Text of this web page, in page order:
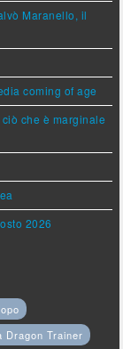
Maranello, il
coming of age
che è marginale
2026
Dragon Trainer